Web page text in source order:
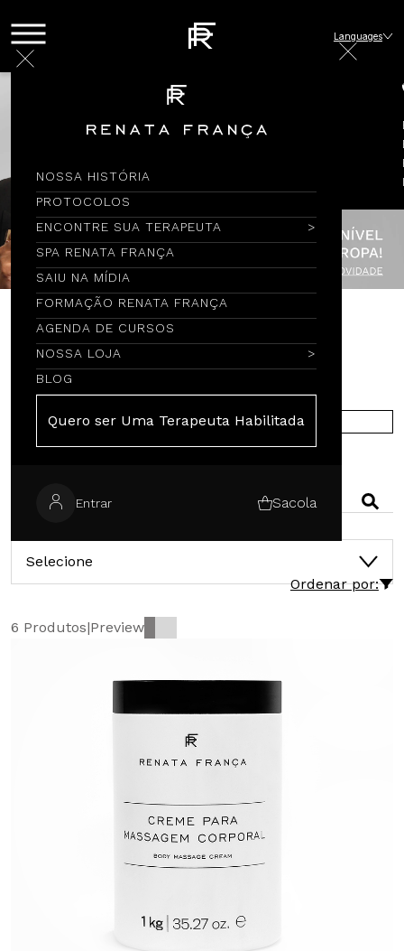
NOSSA HISTÓRIA
PROTOCOLOS
ENCONTRE SUA TERAPEUTA
SPA RENATA FRANÇA
SAIU NA MÍDIA
FORMAÇÃO RENATA FRANÇA
AGENDA DE CURSOS
NOSSA LOJA
BLOG
Quero ser Uma Terapeuta Habilitada
Entrar Sacola
Languages
Encontre por Nome
COMPRE NA EUROPA
Selecione
Ordenar por:
6 Produtos|Preview